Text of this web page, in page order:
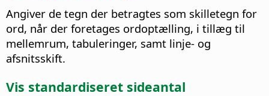
Angiver de tegn der betragtes som skilletegn for
ord, når der foretages ordoptælling, i tillæg til
mellemrum, tabuleringer, samt linje- og
afsnitsskift.
Vis standardiseret sideantal